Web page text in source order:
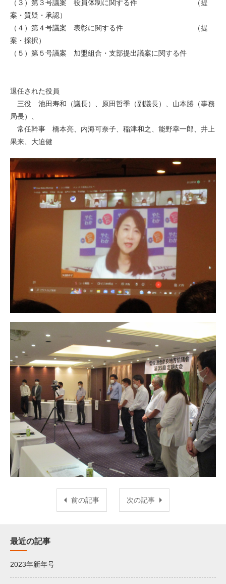
（３）第３号議案 役員体制に関する件 （提
案・質疑・承認）
（４）第４号議案 表彰に関する件 （提
案・採択）
（５）第５号議案 加盟組合・支部提出議案に関する件
退任された役員
三役 池田寿和（議長）、原田哲季（副議長）、山本勝（事務
局長）、
常任幹事 橋本亮、内海可奈子、稲津和之、能野幸一郎、井上
果来、大迫健
前の記事 次の記事
最近の記事
2023年新年号